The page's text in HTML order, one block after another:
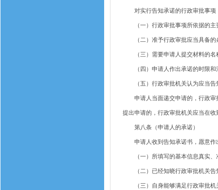
对实行告知承诺的行政审批事项
（一）行政审批事项所依据的主
（二）准予行政审批应当具备的
（三）需要申请人提交材料的名
（四）申请人作出承诺的时限和
（五）行政审批机关认为应当告
申请人当面递交申请的，行政审
提出申请的，行政审批机关应当在
第八条（申请人的承诺）
申请人收到告知承诺书，愿意作
（一）所填写的基本信息真实、
（二）已经知晓行政审批机关告
（三）自身能够满足行政审批机